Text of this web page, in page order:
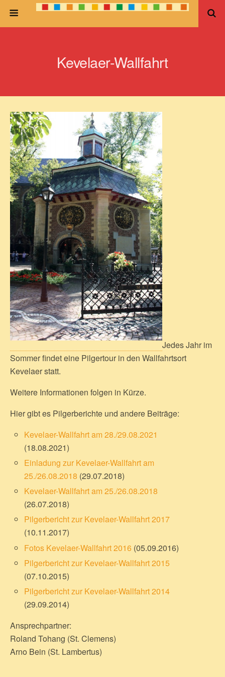
Kevelaer-Wallfahrt
Jedes Jahr im
Sommer findet eine Pilgertour in den Wallfahrtsort
Kevelaer statt.
Weitere Informationen folgen in Kürze.
Hier gibt es Pilgerberichte und andere Beiträge:
Kevelaer-Wallfahrt am 28./29.08.2021
(18.08.2021)
Einladung zur Kevelaer-Wallfahrt am
25./26.08.2018 (29.07.2018)
Kevelaer-Wallfahrt am 25./26.08.2018
(26.07.2018)
Pilgerbericht zur Kevelaer-Wallfahrt 2017
(10.11.2017)
Fotos Kevelaer-Wallfahrt 2016 (05.09.2016)
Pilgerbericht zur Kevelaer-Wallfahrt 2015
(07.10.2015)
Pilgerbericht zur Kevelaer-Wallfahrt 2014
(29.09.2014)
Ansprechpartner:
Roland Tohang (St. Clemens)
Arno Bein (St. Lambertus)